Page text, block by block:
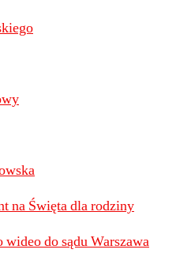
na Święta dla rodziny
do sądu Warszawa